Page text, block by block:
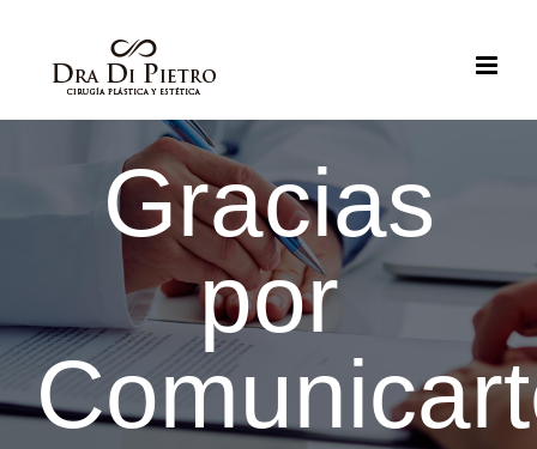
contenido
Gracias
por